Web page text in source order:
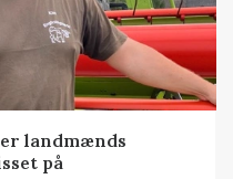
landmænds
på